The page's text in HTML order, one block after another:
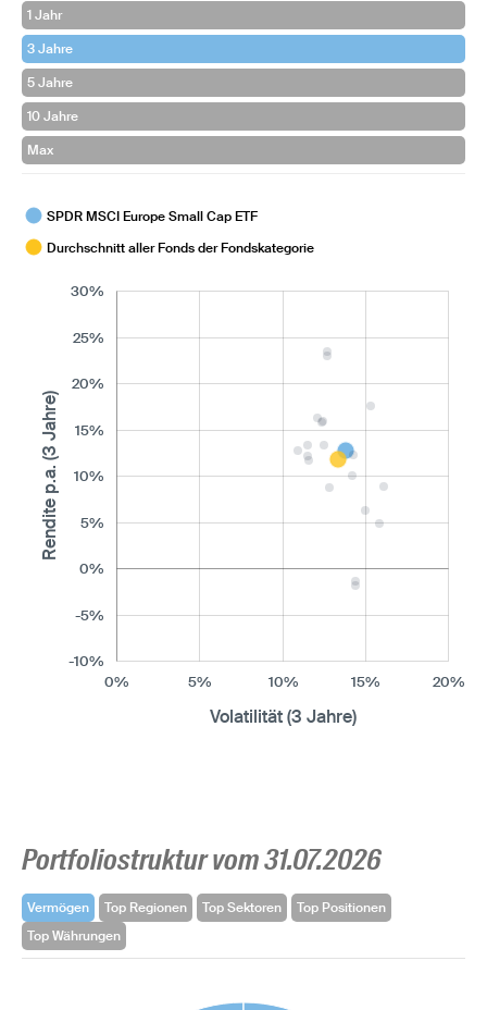
1 Jahr
3 Jahre
5 Jahre
10 Jahre
Max
SPDR MSCI Europe Small Cap ETF
Durchschnitt aller Fonds der Fondskategorie
0% 5% 10% 15% 20%
Volatilität (3 Jahre)
-10%
-5%
0%
5%
10%
15%
20%
25%
30%
Rendite p.a. (3 Jahre)
Portfoliostruktur vom 31.07.2026
Vermögen Top Regionen Top Sektoren
Top Positionen
Top Währungen